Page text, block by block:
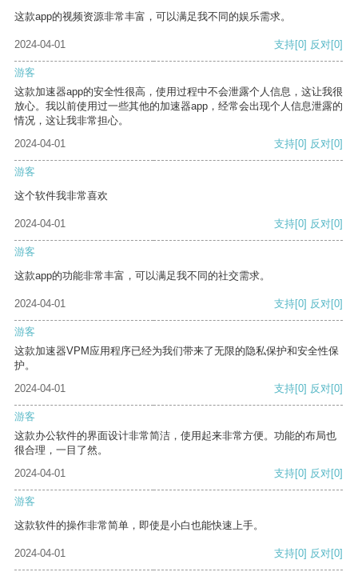
这款app的视频资源非常丰富，可以满足我不同的娱乐需求。
2024-04-01 支持[0] 反对[0]
游客
这款加速器app的安全性很高，使用过程中不会泄露个人信息，这让我很
放心。我以前使用过一些其他的加速器app，经常会出现个人信息泄露的
情况，这让我非常担心。
2024-04-01
支持[0] 反对[0]
游客
这个软件我非常喜欢
2024-04-01 支持[0] 反对[0]
游客
这款app的功能非常丰富，可以满足我不同的社交需求。
2024-04-01 支持[0] 反对[0]
游客
这款加速器VPM应用程序已经为我们带来了无限的隐私保护和安全性保
护。
2024-04-01
支持[0] 反对[0]
游客
这款办公软件的界面设计非常简洁，使用起来非常方便。功能的布局也
很合理，一目了然。
2024-04-01
支持[0] 反对[0]
游客
这款软件的操作非常简单，即使是小白也能快速上手。
2024-04-01 支持[0] 反对[0]